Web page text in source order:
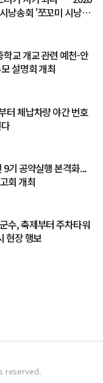
낭송회 '쪼꼬미 시낭송
교 개교 관련 예천-안
설명회 개최
터 체납차량 야간 번호
9기 공약실행 본격화...
회 개최
수, 축제부터 주차타워
현장 행보
reserved.